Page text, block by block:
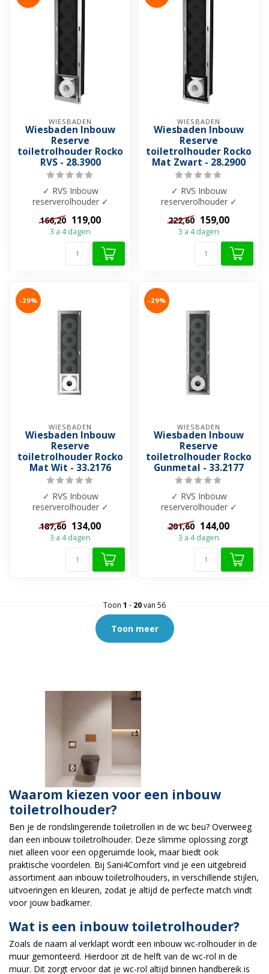
WIESBADEN
Wiesbaden Inbouw
Reserve
toiletrolhouder Rocko
RVS - 28.3900
✓ RVS Inbouw
reserverolhouder ✓
74x20x14cm ✓ Inzetstuk
RVS kleur ✓ Ruimte voor 6...
166,20 119,00
3 a 4 dagen
WIESBADEN
Wiesbaden Inbouw
Reserve
toiletrolhouder Rocko
Mat Zwart - 28.2900
✓ RVS Inbouw
reserverolhouder ✓
74x20x14cm ✓ Inzetstuk
Mat Zwart ✓ Ruimte voor
6...
222,60 159,00
3 a 4 dagen
-29%
WIESBADEN
Wiesbaden Inbouw
Reserve
toiletrolhouder Rocko
Mat Wit - 33.2176
✓ RVS Inbouw
reserverolhouder ✓
74x20x14cm ✓ Inzetstuk
Mat Wit ✓ Ruimte voor 6
e...
187,60 134,00
3 a 4 dagen
-29%
WIESBADEN
Wiesbaden Inbouw
Reserve
toiletrolhouder Rocko
Gunmetal - 33.2177
✓ RVS Inbouw
reserverolhouder ✓
74x20x14cm ✓ Inzetstuk
Gunmetal ✓ Ruimte voor 6
...
201,60 144,00
3 a 4 dagen
Toon 1 - 20van 56
Toon meer
Waarom kiezen voor een inbouw
toiletrolhouder?
Ben je de rondslingerende toiletrollen in de wc beu? Overweeg
dan een inbouw toiletrolhouder. Deze slimme oplossing zorgt
niet alleen voor een opgeruimde look, maar biedt ook
praktische voordelen. Bij Sani4Comfort vind je een uitgebreid
assortiment aan inbouw toiletrolhouders, in verschillende stijlen,
uitvoeringen en kleuren, zodat je altijd de perfecte match vindt
voor jouw badkamer.
Wat is een inbouw toiletrolhouder?
Zoals de naam al verklapt wordt een inbouw wc-rolhouder in de
muur gemonteerd. Hierdoor zit de helft van de wc-rol in de
muur. Dit zorgt ervoor dat je wc-rol altijd binnen handbereik is